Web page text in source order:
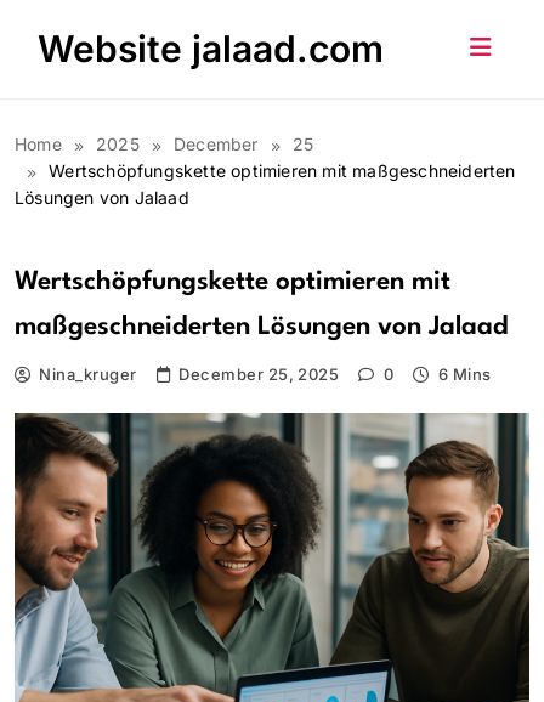
Website jalaad.com
Home 2025 December
25
Wertschöpfungskette optimieren mit maßgeschneiderten
Lösungen von Jalaad
Wertschöpfungskette optimieren mit
maßgeschneiderten Lösungen von Jalaad
Nina_kruger December 25, 2025 0 6 Mins